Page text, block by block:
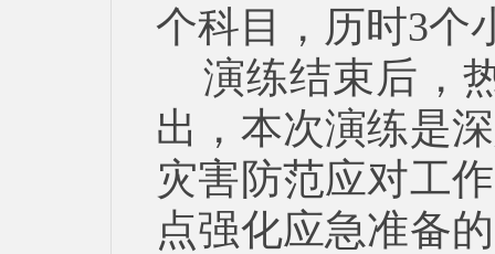
个科目，历时3个
演练结束后，
出，本次演练是
灾害防范应对工
点强化应急准备